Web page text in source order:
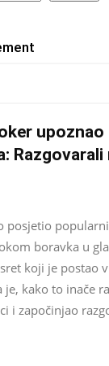
upoznao
posjetio
boravka u
koji je postao
je, kako to inače
i započinjao